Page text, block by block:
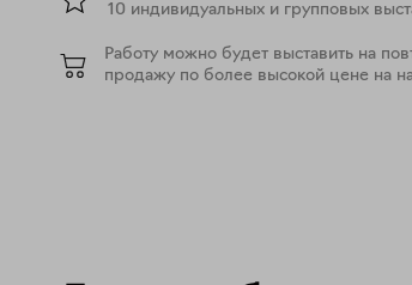
10 индивидуальных и групповых
Работу можно будет выставить на
продажу по более высокой цене на